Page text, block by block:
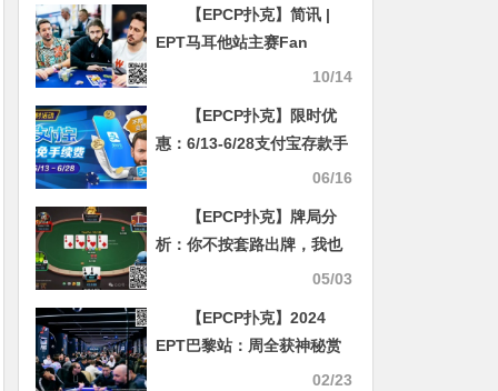
【EPCP扑克】简讯 |
EPT马耳他站主赛Fan
Longmao进入15强，赵佳
10/14
【EPCP扑克】限时优
惠：6/13-6/28支付宝存款手
06/16
【EPCP扑克】牌局分
析：你不按套路出牌，我也
05/03
【EPCP扑克】2024
EPT巴黎站：周全获神秘赏
02/23